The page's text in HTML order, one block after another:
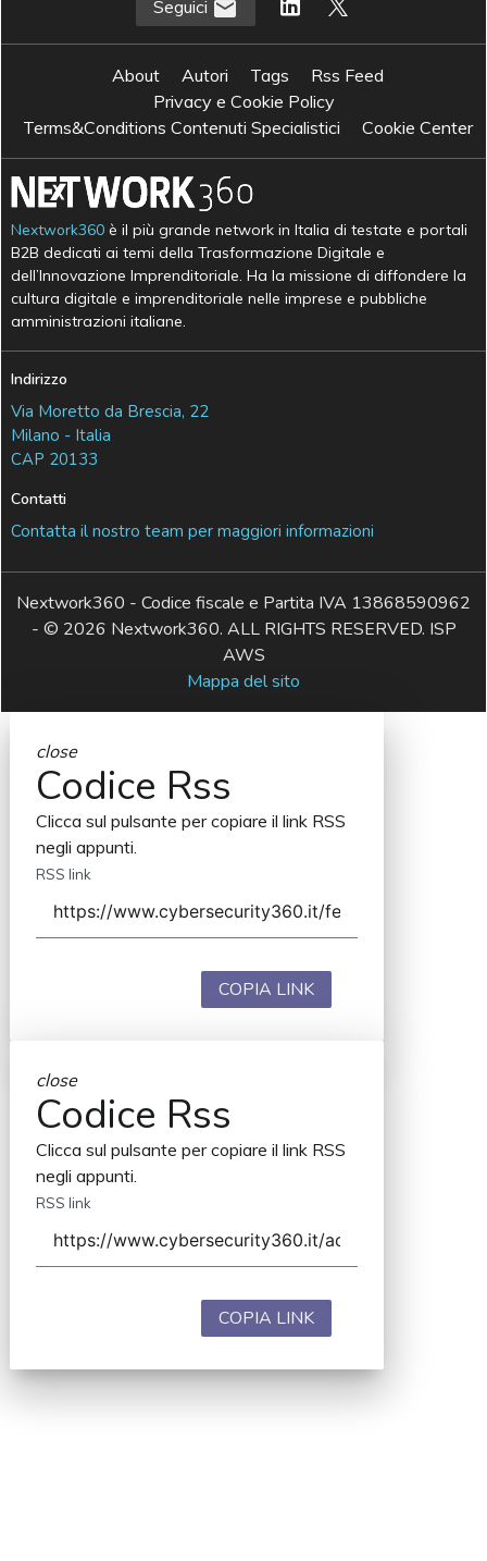
Seguici
About Autori Tags
Rss Feed
Privacy e Cookie Policy
Terms&Conditions Contenuti Specialistici
Cookie Center
Nextwork360 è il più grande network in Italia di testate e portali
B2B dedicati ai temi della Trasformazione Digitale e
dell’Innovazione Imprenditoriale. Ha la missione di diffondere la
cultura digitale e imprenditoriale nelle imprese e pubbliche
amministrazioni italiane.
Indirizzo
Via Moretto da Brescia, 22
Milano - Italia
CAP 20133
Contatti
Contatta il nostro team per maggiori informazioni
Nextwork360 - Codice fiscale e Partita IVA 13868590962
- © 2026 Nextwork360. ALL RIGHTS RESERVED. ISP
AWS
Mappa del sito
close
Codice Rss
Clicca sul pulsante per copiare il link RSS
negli appunti.
RSS link
COPIA LINK
close
Codice Rss
Clicca sul pulsante per copiare il link RSS
negli appunti.
RSS link
COPIA LINK